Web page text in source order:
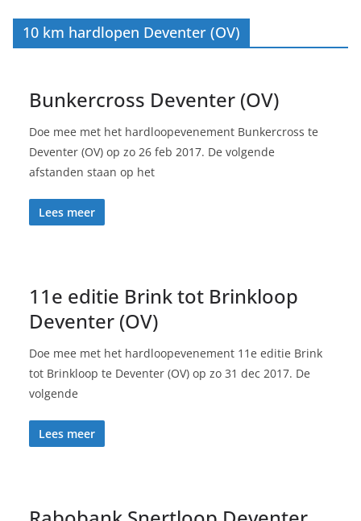
10 km hardlopen Deventer (OV)
Bunkercross Deventer (OV)
Doe mee met het hardloopevenement Bunkercross te
Deventer (OV) op zo 26 feb 2017. De volgende
afstanden staan op het
Lees meer
11e editie Brink tot Brinkloop
Deventer (OV)
Doe mee met het hardloopevenement 11e editie Brink
tot Brinkloop te Deventer (OV) op zo 31 dec 2017. De
volgende
Lees meer